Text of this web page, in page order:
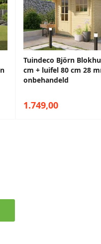
Tuindeco Björn
cm + luifel 80 cm 28
onbehandeld
1.749,00